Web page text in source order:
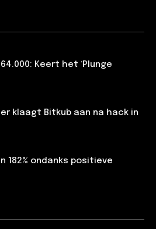
Keert het ‘Plunge
klaagt Bitkub aan na hack in
182% ondanks positieve